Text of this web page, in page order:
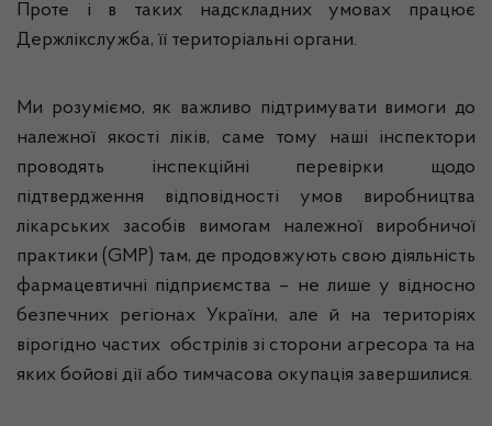
Проте і в таких надскладних умовах працює
Держлікслужба, її територіальні органи.
Ми розуміємо, як важливо підтримувати вимоги до
належної якості ліків, саме тому наші інспектори
проводять інспекційні перевірки щодо
підтвердження відповідності умов виробництва
лікарських засобів вимогам належної виробничої
практики (GMP) там, де продовжують свою діяльність
фармацевтичні підприємства – не лише у відносно
безпечних регіонах України, але й на територіях
вірогідно частих обстрілів зі сторони агресора та на
яких бойові дії або тимчасова окупація завершилися.